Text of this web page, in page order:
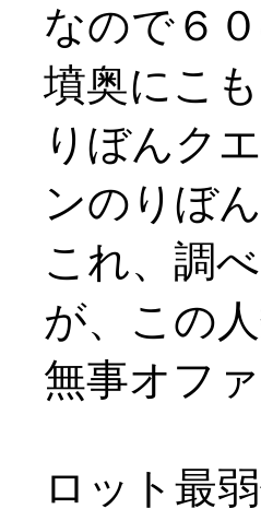
なので６
墳奥にこ
りぼんク
ンのりぼ
これ、調
が、この
無事オフ
ロット最